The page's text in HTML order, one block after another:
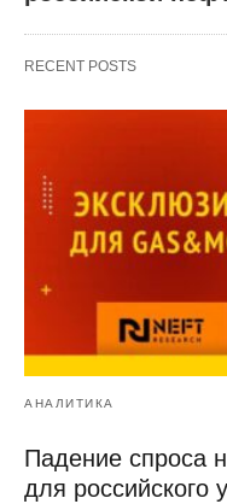
RECENT POSTS
АНАЛИТИКА
Падение спроса
для российского